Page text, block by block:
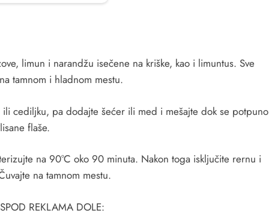
limun i narandžu isečene na kriške, kao i limuntus. Sve
tamnom i hladnom mestu.
cediljku, pa dodajte šećer ili med i mešajte dok se potpuno
flaše.
na 90°C oko 90 minuta. Nakon toga isključite rernu i
na tamnom mestu.
REKLAMA DOLE: